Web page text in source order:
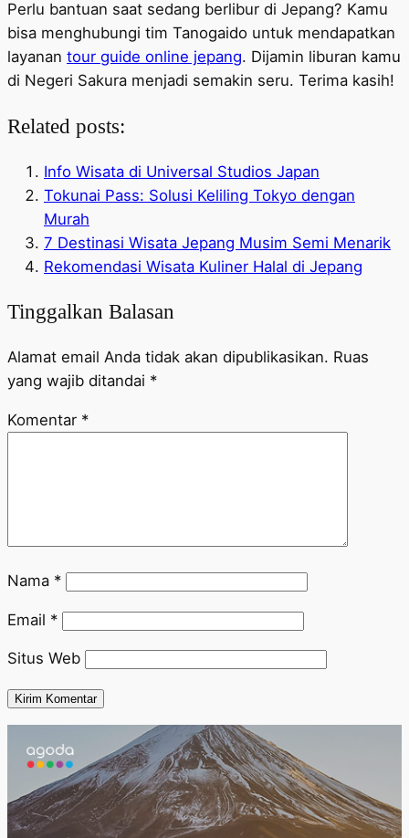
Perlu bantuan saat sedang berlibur di Jepang? Kamu
bisa menghubungi tim Tanogaido untuk mendapatkan
layanan tour guide online jepang. Dijamin liburan kamu
di Negeri Sakura menjadi semakin seru. Terima kasih!
Related posts:
Info Wisata di Universal Studios Japan
Tokunai Pass: Solusi Keliling Tokyo dengan
Murah
7 Destinasi Wisata Jepang Musim Semi Menarik
Rekomendasi Wisata Kuliner Halal di Jepang
Tinggalkan Balasan
Alamat email Anda tidak akan dipublikasikan. Ruas
yang wajib ditandai *
Komentar *
Nama *
Email *
Situs Web